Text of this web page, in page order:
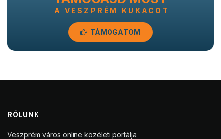
A VESZPRÉM KUKACOT
TÁMOGATOM
RÓLUNK
Veszprém város online közéleti portálja